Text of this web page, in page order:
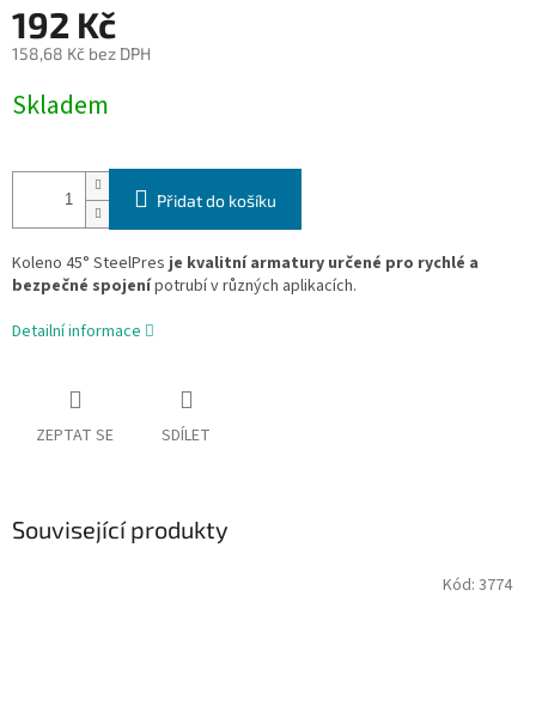
192 Kč
158,68 Kč bez DPH
cena:
Skladem
Přidat do košíku
Koleno 45° SteelPresje kvalitní armatury určené pro rychlé a
bezpečné spojenípotrubí v různých aplikacích.
Detailní informace
ZEPTAT SE SDÍLET
Související produkty
Kód: 3774